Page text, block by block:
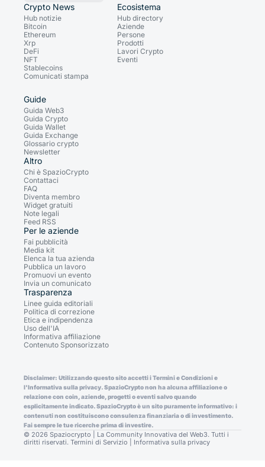
Crypto News
Hub notizie
Bitcoin
Ethereum
Xrp
DeFi
NFT
Stablecoins
Comunicati stampa
Ecosistema
Hub directory
Aziende
Persone
Prodotti
Lavori Crypto
Eventi
Guide
Guida Web3
Guida Crypto
Guida Wallet
Guida Exchange
Glossario crypto
Newsletter
Altro
Chi è SpazioCrypto
Contattaci
FAQ
Diventa membro
Widget gratuiti
Note legali
Feed RSS
Per le aziende
Fai pubblicità
Media kit
Elenca la tua azienda
Pubblica un lavoro
Promuovi un evento
Invia un comunicato
Trasparenza
Linee guida editoriali
Politica di correzione
Etica e indipendenza
Uso dell'IA
Informativa affiliazione
Contenuto Sponsorizzato
Disclaimer: Utilizzando questo sito accetti i Termini e Condizioni e
l'Informativa sulla privacy. SpazioCrypto non ha alcuna affiliazione o
relazione con coin, aziende, progetti o eventi salvo quando
esplicitamente indicato. SpazioCrypto è un sito puramente informativo: i
contenuti non costituiscono consulenza finanziaria o di investimento.
Fai sempre le tue ricerche prima di investire.
© 2026 Spaziocrypto | La Community Innovativa del Web3. Tutti i
diritti riservati. Termini di Servizio Informativa sulla privacy